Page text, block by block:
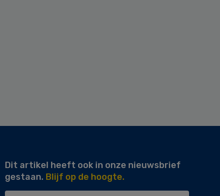
Dit artikel heeft ook in onze nieuwsbrief
gestaan. Blijf op de hoogte.
Uw